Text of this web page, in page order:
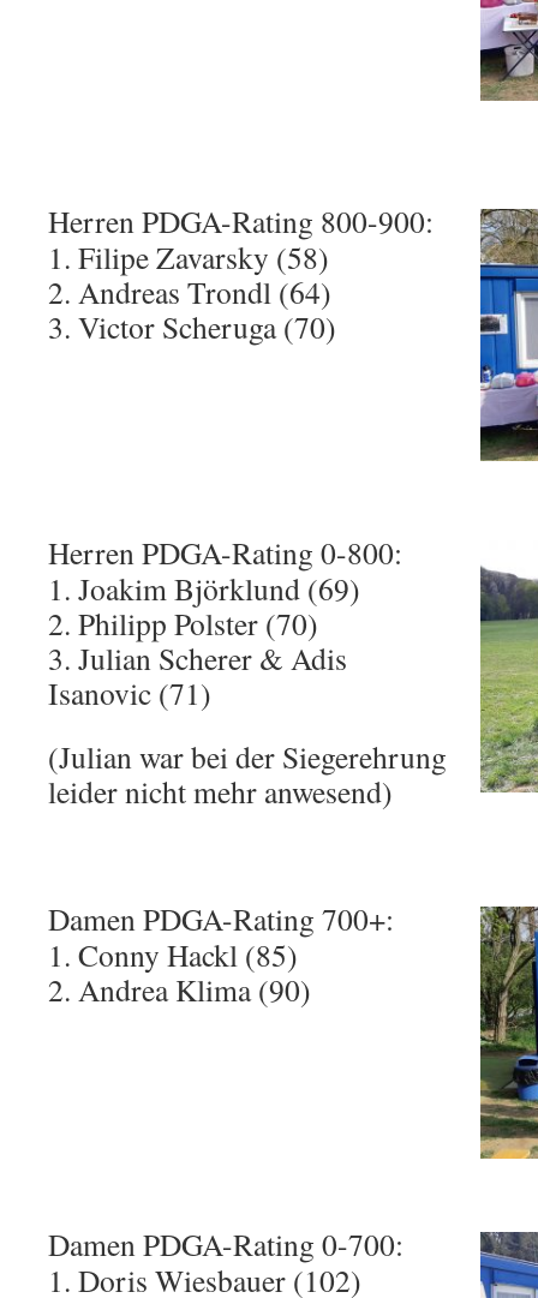
Herren PDGA-Rating 800-900:
1. Filipe Zavarsky (58)
2. Andreas Trondl (64)
3. Victor Scheruga (70)
Herren PDGA-Rating 0-800:
1. Joakim Björklund (69)
2. Philipp Polster (70)
3. Julian Scherer & Adis
Isanovic (71)
(Julian war bei der Siegerehrung
leider nicht mehr anwesend)
Damen PDGA-Rating 700+:
1. Conny Hackl (85)
2. Andrea Klima (90)
Damen PDGA-Rating 0-700:
1. Doris Wiesbauer (102)